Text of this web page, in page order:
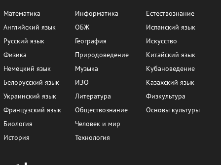
Математика
Английский язык
Русский язык
Физика
Немецкий язык
Белорусский язык
Украинский язык
Французский язык
Биология
История
Информатика
ОБЖ
География
Природоведение
Музыка
ИЗО
Литература
Обществознание
Человек и мир
Технология
Естествознание
Испанский язык
Искусство
Китайский язык
Кубановедение
Казахский язык
Физкультура
Основы культуры